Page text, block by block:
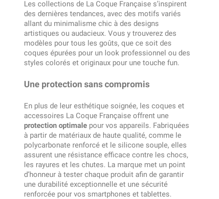
Les collections de La Coque Française s’inspirent
des dernières tendances, avec des motifs variés
allant du minimalisme chic à des designs
artistiques ou audacieux. Vous y trouverez des
modèles pour tous les goûts, que ce soit des
coques épurées pour un look professionnel ou des
styles colorés et originaux pour une touche fun.
Une protection sans compromis
En plus de leur esthétique soignée, les coques et
accessoires La Coque Française offrent une
protection optimale pour vos appareils. Fabriquées
à partir de matériaux de haute qualité, comme le
polycarbonate renforcé et le silicone souple, elles
assurent une résistance efficace contre les chocs,
les rayures et les chutes. La marque met un point
d’honneur à tester chaque produit afin de garantir
une durabilité exceptionnelle et une sécurité
renforcée pour vos smartphones et tablettes.